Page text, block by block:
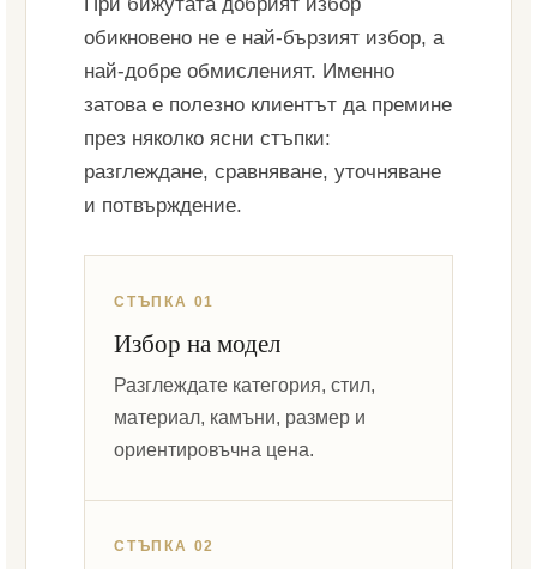
обикновено не е най-бързият избор, а
най-добре обмисленият. Именно
затова е полезно клиентът да премине
през няколко ясни стъпки:
разглеждане, сравняване, уточняване
и потвърждение.
СТЪПКА 01
Избор на модел
Разглеждате категория, стил,
материал, камъни, размер и
ориентировъчна цена.
СТЪПКА 02